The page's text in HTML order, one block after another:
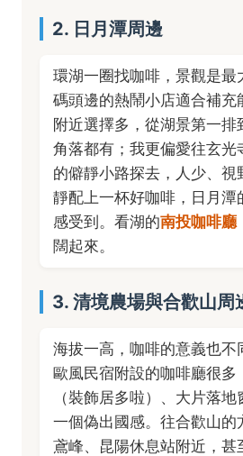
2. 日月潭周邊
環湖一圈找咖啡，景觀是最
碼頭邊的熱鬧小店適合補充
附近選擇多，從湖景第一排
角落都有；我更偏愛往玄光
的僻靜小路探去，人少、視
靜配上一杯好咖啡，日月潭
感受到。看湖的南投咖啡廳
闊起來。
3. 清境農場與合歡山周
海拔一高，咖啡的意義也不
歐風民宿附設的咖啡廳很多
（裝飾居多啦）、大片落
一個偽出國感。往合歡山的
鳶峰、昆陽休息站附近，甚